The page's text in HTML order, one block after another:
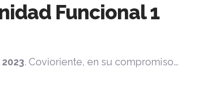
Funcional 1
. Covioriente, en su compromiso…